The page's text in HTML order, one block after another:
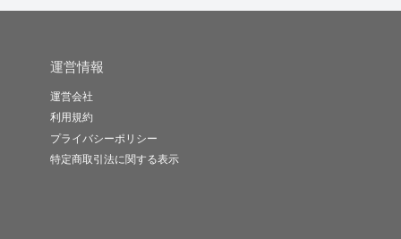
運営情報
運営会社
利用規約
プライバシーポリシー
特定商取引法に関する表示